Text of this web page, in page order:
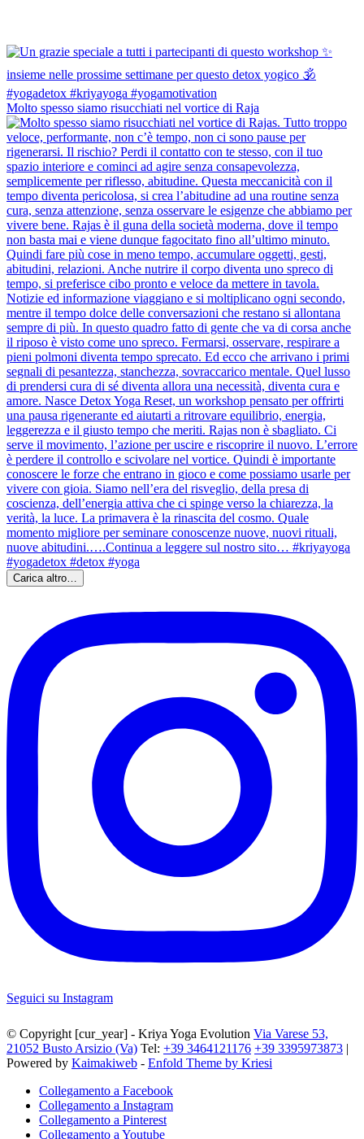
Molto spesso siamo risucchiati nel vortice di Raja
Carica altro…
Seguici su Instagram
© Copyright [cur_year] - Kriya Yoga Evolution Via Varese 53,
21052 Busto Arsizio (Va) Tel: +39 3464121176 +39 3395973873 |
Powered by Kaimakiweb - Enfold Theme by Kriesi
Collegamento a Facebook
Collegamento a Instagram
Collegamento a Pinterest
Collegamento a Youtube